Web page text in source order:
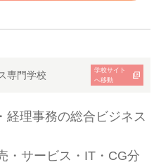
専門学校
学校サイト
へ移動
経理事務の総合ビジネス
・サービス・IT・CG分